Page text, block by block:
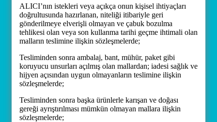
ALICI’nın istekleri veya açıkça onun kişisel ihtiyaçları
doğrultusunda hazırlanan, niteliği itibariyle geri
gönderilmeye elverişli olmayan ve çabuk bozulma
tehlikesi olan veya son kullanma tarihi geçme ihtimali olan
malların teslimine ilişkin sözleşmelerde;
Tesliminden sonra ambalaj, bant, mühür, paket gibi
koruyucu unsurları açılmış olan mallardan; iadesi sağlık ve
hijyen açısından uygun olmayanların teslimine ilişkin
sözleşmelerde;
Tesliminden sonra başka ürünlerle karışan ve doğası
gereği ayrıştırılması mümkün olmayan mallara ilişkin
sözleşmelerde;